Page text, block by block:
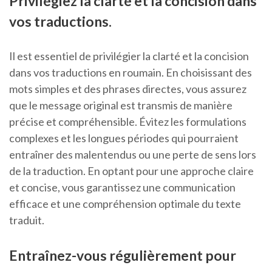
vos traductions.
Il est essentiel de privilégier la clarté et la concision
dans vos traductions en roumain. En choisissant des
mots simples et des phrases directes, vous assurez
que le message original est transmis de manière
précise et compréhensible. Évitez les formulations
complexes et les longues périodes qui pourraient
entraîner des malentendus ou une perte de sens lors
de la traduction. En optant pour une approche claire
et concise, vous garantissez une communication
efficace et une compréhension optimale du texte
traduit.
Entraînez-vous régulièrement pour